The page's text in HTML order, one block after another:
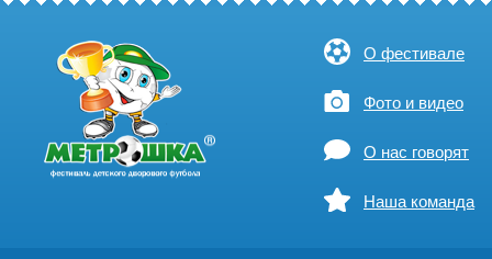
О фестивале
Фото и видео
О нас говорят
Наша команда